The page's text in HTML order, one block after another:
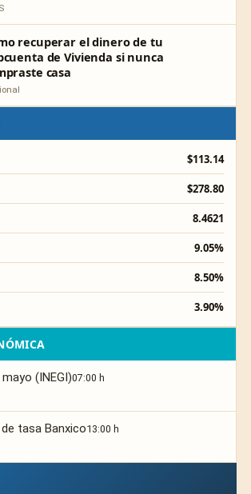
recuperar el dinero de tu
de Vivienda si nunca
casa
$113.14
$278.80
8.4621
9.05%
8.50%
3.90%
(INEGI)07:00 h
tasa Banxico13:00 h